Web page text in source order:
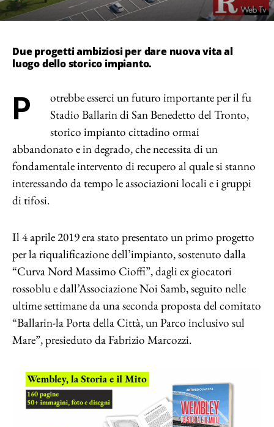
Due progetti ambiziosi per dare nuova vita al
luogo dello storico impianto.
Potrebbe esserci un futuro importante per il fu
Stadio Ballarin di San Benedetto del Tronto,
storico impianto cittadino ormai
abbandonato e in degrado, che necessita di un
fondamentale intervento di recupero al quale si stanno
interessando da tempo le associazioni locali e i gruppi
di tifosi.
Il 4 aprile 2019 era stato presentato un primo progetto
per la riqualificazione dell’impianto, sostenuto dalla
“Curva Nord Massimo Cioffi”, dagli ex giocatori
rossoblu e dall’Associazione Noi Samb, seguito nelle
ultime settimane da una seconda proposta del comitato
“Ballarin-la Porta della Città, un Parco inclusivo sul
Mare”, presieduto da Fabrizio Marcozzi.